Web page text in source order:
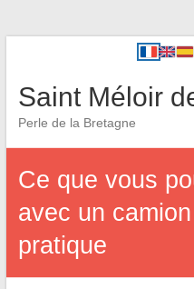
Saint Méloir
Perle de la Bretagne
Ce que vous
avec un
pratique